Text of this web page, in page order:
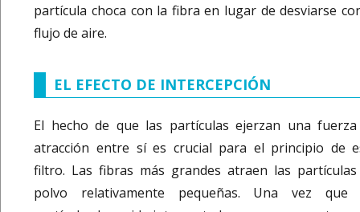
partícula choca con la fibra en lugar de desviarse
flujo de aire.
EL EFECTO DE INTERCEPCIÓN
El hecho de que las partículas ejerzan una
atracción entre sí es crucial para el principio de
filtro. Las fibras más grandes atraen las
polvo relativamente pequeñas. Una vez que